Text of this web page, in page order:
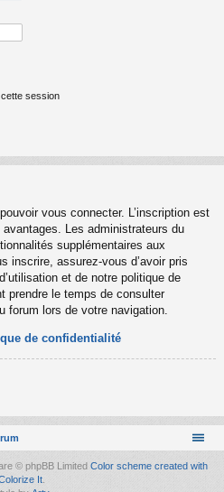
session
vous connecter. L’inscription est
Les administrateurs du
supplémentaires aux
inscrire, assurez-vous d’avoir pris
et de notre politique de
prendre le temps de consulter
forum lors de votre navigation.
de confidentialité
© phpBB Limited Color scheme created with
It.